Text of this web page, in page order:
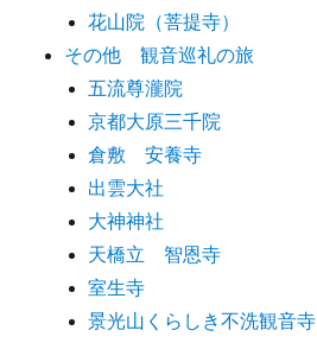
花山院（菩提寺）
その他 観音巡礼の旅
五流尊瀧院
京都大原三千院
倉敷 安養寺
出雲大社
大神神社
天橋立 智恩寺
室生寺
景光山くらしき不洗観音寺